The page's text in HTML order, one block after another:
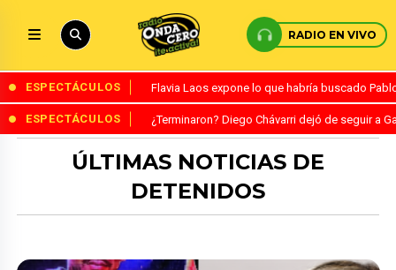
RADIO EN VIVO
ESPECTÁCULOS Flavia Laos expone lo que habría buscado
ESPECTÁCULOS ¿Terminaron? Diego Chávarri dejó de seguir a
ÚLTIMAS NOTICIAS DE
DETENIDOS